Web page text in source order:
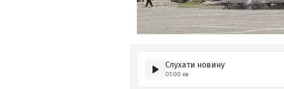
Слухати новину
01:00 хв